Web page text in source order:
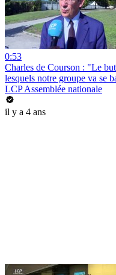
0:53
Charles de Courson : "Le
lesquels notre groupe va se
LCP Assemblée nationale
il y a 4 ans